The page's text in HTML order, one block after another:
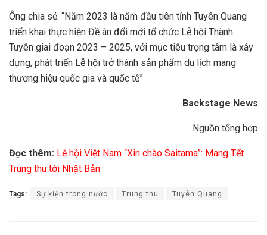
Ông chia sẻ: “Năm 2023 là năm đầu tiên tỉnh Tuyên Quang
triển khai thực hiện Đề án đổi mới tổ chức Lễ hội Thành
Tuyên giai đoạn 2023 – 2025, với mục tiêu trọng tâm là xây
dựng, phát triển Lễ hội trở thành sản phẩm du lịch mang
thương hiệu quốc gia và quốc tế”
Backstage News
Nguồn tổng hợp
Đọc thêm: Lễ hội Việt Nam “Xin chào Saitama”: Mang Tết
Trung thu tới Nhật Bản
Tags: Sự kiện trong nước Trung thu Tuyên Quang